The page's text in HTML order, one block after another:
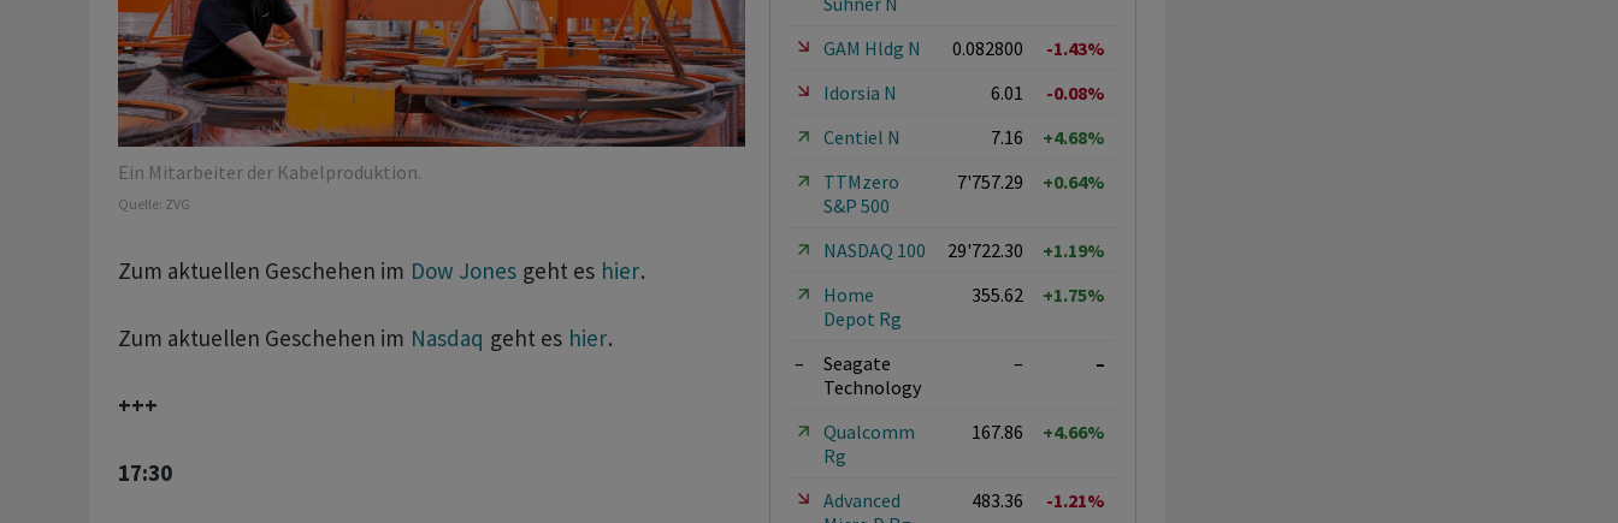
Ein Mitarbeiter der Kabelproduktion.
Quelle: ZVG
Zum aktuellen Geschehen im Dow Jones geht es hier.
Zum aktuellen Geschehen im Nasdaq geht es hier.
+++
17:30
GAM Hldg N 0.082800
-1.43%
Idorsia N
6.01
-0.08%
Centiel N
7.16
+4.68%
TTMzero
S&P 500
7'757.29 +0.64%
NASDAQ 100 29'722.30
+1.19%
Home
Depot Rg
355.62 +1.75%
–
Seagate
Technology
– –
Qualcomm
Rg
167.86 +4.66%
Advanced
483.36 -1.21%